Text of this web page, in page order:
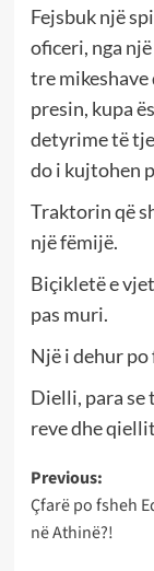
Fejsbuk një
oficeri, nga
tre mikeshave
presin, kupa
detyrime të
do i kujtohen
Traktorin që
një fëmijë.
Biçikletë e
pas muri.
Një i dehur po
Dielli, para se
reve dhe
Post
Previous:
Çfarë po fsheh
në Athinë?!